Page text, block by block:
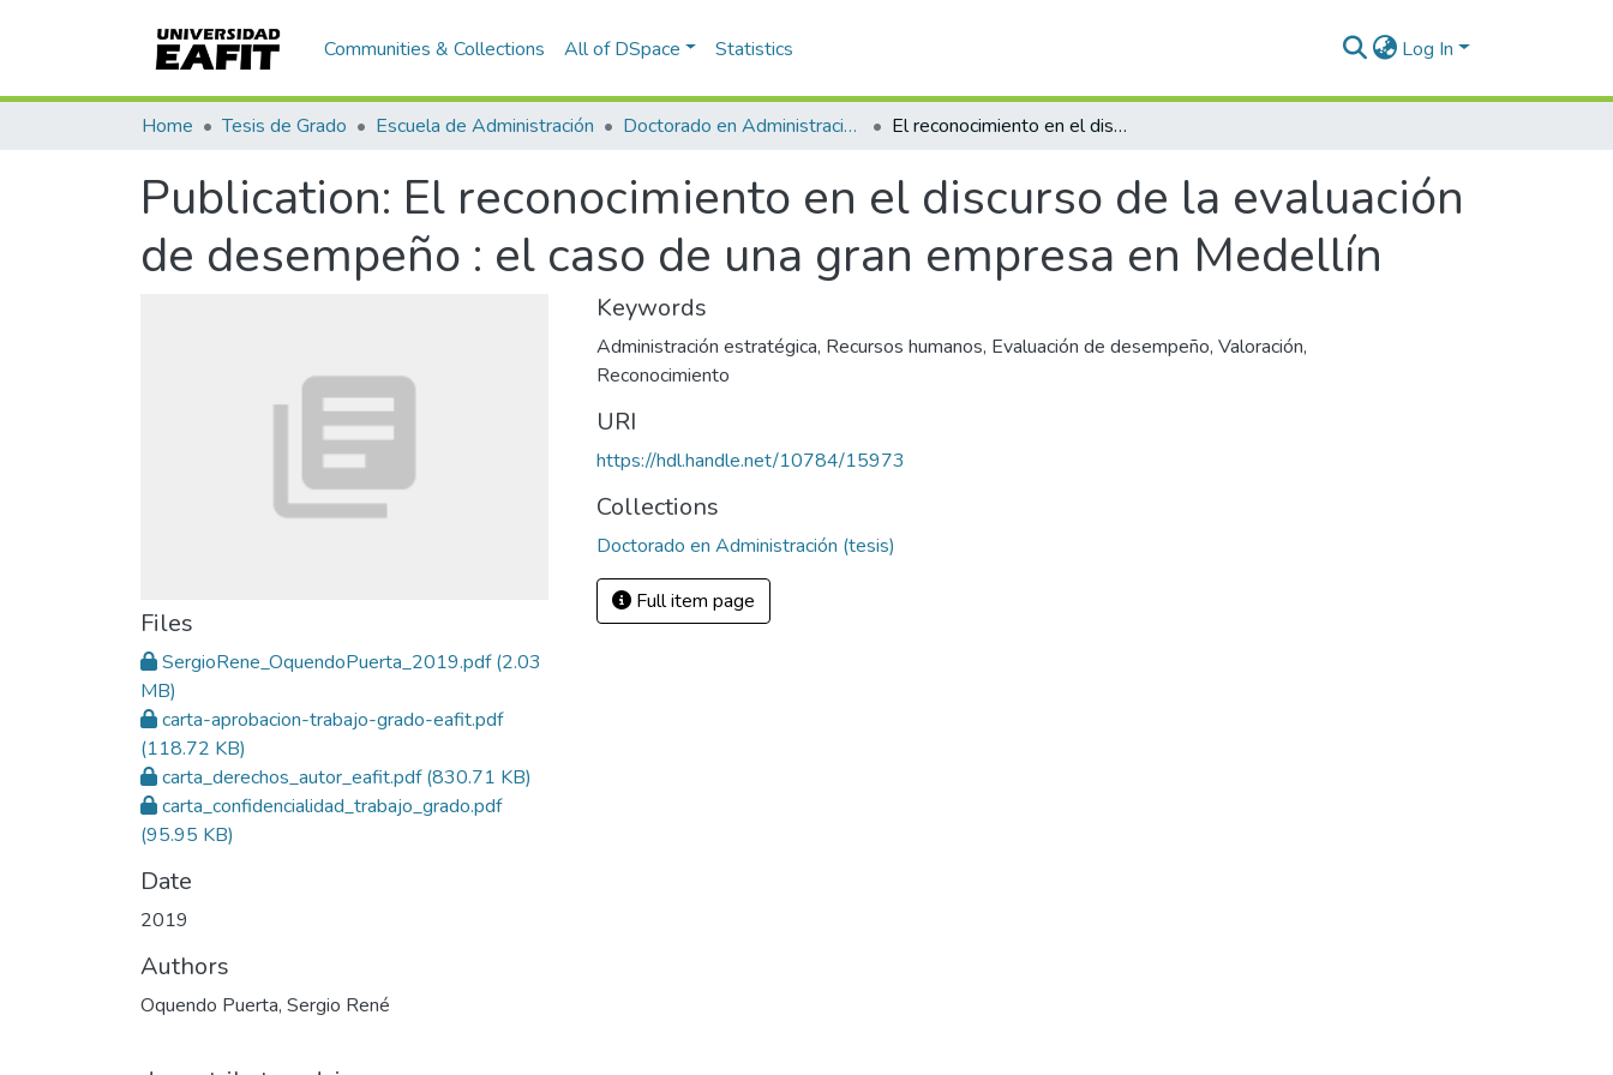
Communities & Collections All of DSpace Statistics Log In
Home Tesis de Grado Escuela de Administración Doctorado en Administración (tesis) El reconocimiento en el discurso de la evaluación de desempeño : el caso de una gran empresa en Medellín
Publication: El reconocimiento en el discurso de la evaluación
de desempeño : el caso de una gran empresa en Medellín
Files
SergioRene_OquendoPuerta_2019.pdf(2.03
MB)
carta-aprobacion-trabajo-grado-eafit.pdf
(118.72 KB)
carta_derechos_autor_eafit.pdf(830.71 KB)
carta_confidencialidad_trabajo_grado.pdf
(95.95 KB)
Date
2019
Authors
Oquendo Puerta, Sergio René
Keywords
Administración estratégica, Recursos humanos, Evaluación de desempeño, Valoración,
Reconocimiento
URI
https://hdl.handle.net/10784/15973
Collections
Doctorado en Administración (tesis)
Full item page